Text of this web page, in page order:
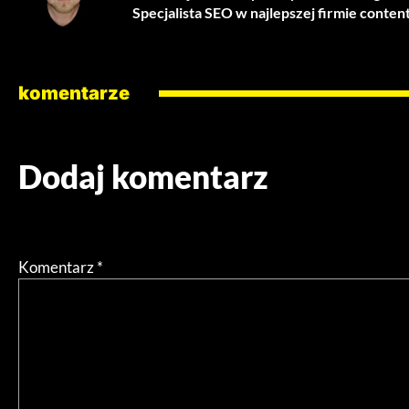
Specjalista SEO w najlepszej firmie
komentarze
Dodaj komentarz
Komentarz*